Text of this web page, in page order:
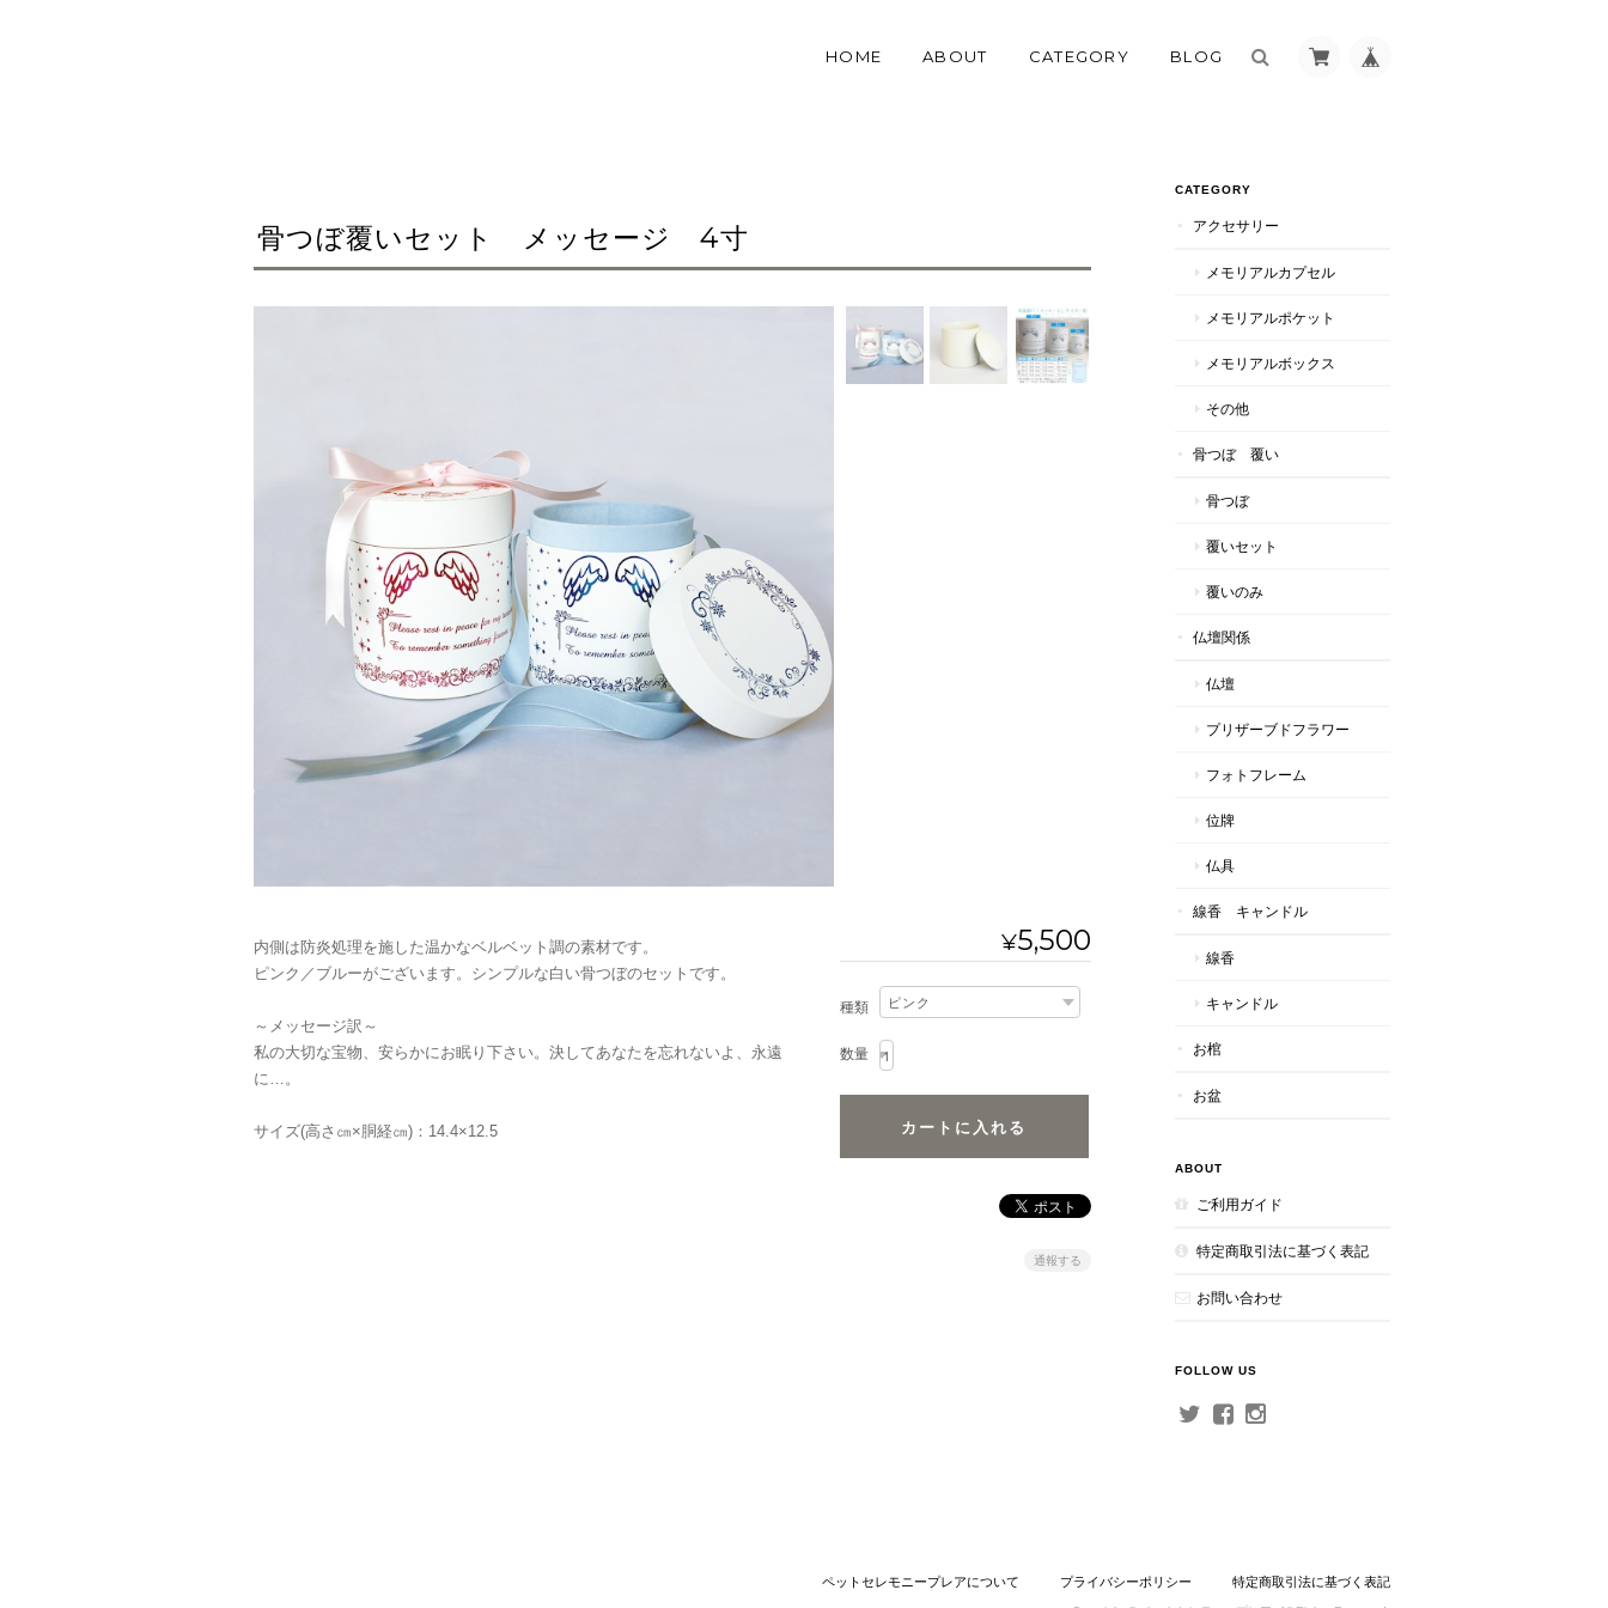
HOME ABOUT CATEGORY BLOG
骨つぼ覆いセット メッセージ 4寸
内側は防炎処理を施した温かなベルベット調の素材です。
ピンク／ブルーがございます。シンプルな白い骨つぼのセットです。
～メッセージ訳～
私の大切な宝物、安らかにお眠り下さい。決してあなたを忘れないよ、永遠
に…。
サイズ(高さ㎝×胴経㎝)：14.4×12.5
¥5,500
種類
数量
通報する
CATEGORY
アクセサリー
メモリアルカプセル
メモリアルポケット
メモリアルボックス
その他
骨つぼ 覆い
骨つぼ
覆いセット
覆いのみ
仏壇関係
仏壇
プリザーブドフラワー
フォトフレーム
位牌
仏具
線香 キャンドル
線香
キャンドル
お棺
お盆
ABOUT
ご利用ガイド
特定商取引法に基づく表記
お問い合わせ
FOLLOW US
ペットセレモニープレアについて プライバシーポリシー 特定商取引法に基づく表記